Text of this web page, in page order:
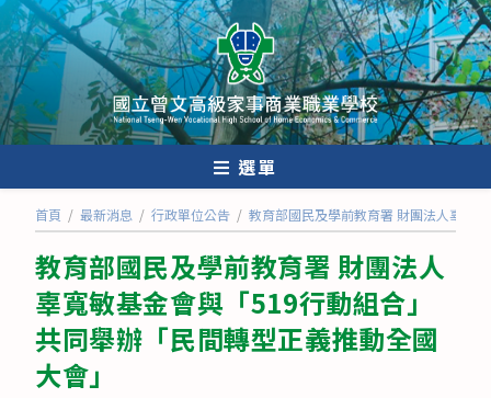
跳
轉
至
主
要
內
選單
首頁 / 最新消息 / 行政單位公告 / 教育部國民及學前教育署 財團法人辜寬
教育部國民及學前教育署 財團法人
辜寬敏基金會與「519行動組合」
共同舉辦「民間轉型正義推動全國
大會」